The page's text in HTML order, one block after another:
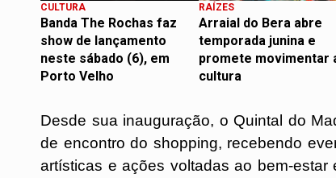
CULTURA
Banda The Rochas faz
show de lançamento
neste sábado (6), em
Porto Velho
RAÍZES
Arraial do Bera abre
temporada junina e
promete movimentar
cultura
Desde sua inauguração, o Quintal do
de encontro do shopping, recebendo
artísticas e ações voltadas ao bem-